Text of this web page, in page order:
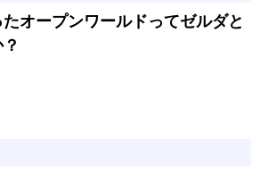
オープンワールドってゼルダと